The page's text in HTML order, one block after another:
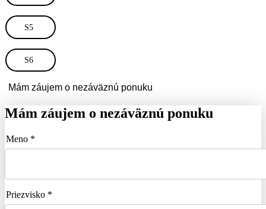
S5
S6
Mám záujem o nezáväznú ponuku
Mám záujem o nezáväznú ponuku
Meno *
Priezvisko *